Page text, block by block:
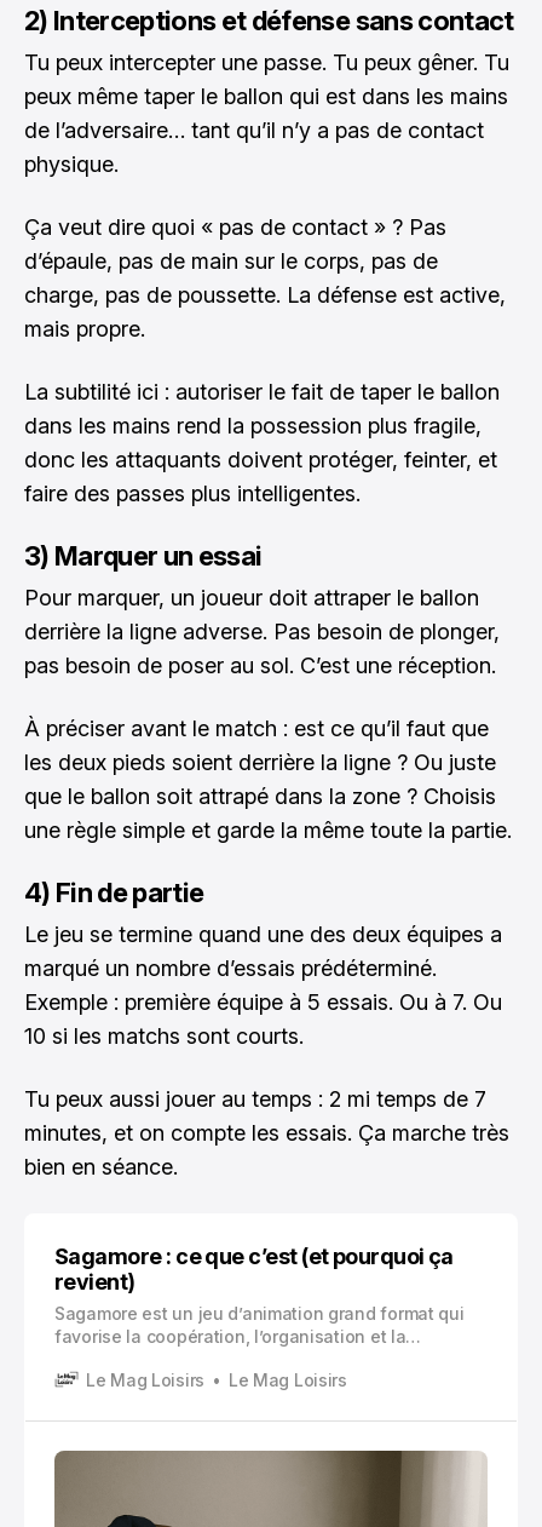
2) Interceptions et défense sans contact
Tu peux intercepter une passe. Tu peux gêner. Tu
peux même taper le ballon qui est dans les mains
de l’adversaire… tant qu’il n’y a pas de contact
physique.
Ça veut dire quoi « pas de contact » ? Pas
d’épaule, pas de main sur le corps, pas de
charge, pas de poussette. La défense est active,
mais propre.
La subtilité ici : autoriser le fait de taper le ballon
dans les mains rend la possession plus fragile,
donc les attaquants doivent protéger, feinter, et
faire des passes plus intelligentes.
3) Marquer un essai
Pour marquer, un joueur doit attraper le ballon
derrière la ligne adverse. Pas besoin de plonger,
pas besoin de poser au sol. C’est une réception.
À préciser avant le match : est ce qu’il faut que
les deux pieds soient derrière la ligne ? Ou juste
que le ballon soit attrapé dans la zone ? Choisis
une règle simple et garde la même toute la partie.
4) Fin de partie
Le jeu se termine quand une des deux équipes a
marqué un nombre d’essais prédéterminé.
Exemple : première équipe à 5 essais. Ou à 7. Ou
10 si les matchs sont courts.
Tu peux aussi jouer au temps : 2 mi temps de 7
minutes, et on compte les essais. Ça marche très
bien en séance.
Sagamore : ce que c’est (et pourquoi ça
revient)
Sagamore est un jeu d’animation grand format qui
favorise la coopération, l’organisation et la
Le Mag Loisirs
Le Mag Loisirs